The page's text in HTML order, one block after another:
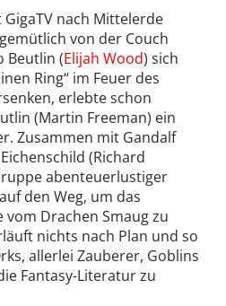
nach Mittelerde
von der Couch
Beutlin (Elijah Wood) sich
Ring“ im Feuer des
erlebte schon
(Martin Freeman) ein
Zusammen mit Gandalf
(Richard
abenteuerlustiger
den Weg, um das
vom Drachen Smaug zu
nichts nach Plan und so
allerlei Zauberer, Goblins
Fantasy-Literatur zu